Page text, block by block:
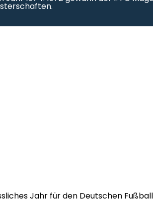
Jahr für den Deutschen Fußball